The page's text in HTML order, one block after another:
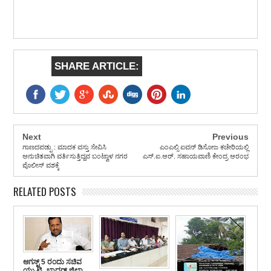
SHARE ARTICLE:
Next
ಗಾಣದಪಡ್ಪು : ಮಾದಕ ವಸ್ತು ಸೇವಿಸಿ
ಅನುಚಿತವಾಗಿ ವರ್ತಿಸುತ್ತಿದ್ದವ ಬಂಟ್ವಾಳ ನಗರ
ಪೊಲೀಸ್ ವಶಕ್ಕೆ
Previous
ಎಂಎಲ್ಸಿ ಐವನ್ ಡಿಸೋಜ ಕಚೇರಿಯಲ್ಲಿ
ಎಸ್.ಐ.ಆರ್. ಸಹಾಯವಾಣಿ ಕೇಂದ್ರ ಆರಂಭ
RELATED POSTS
ಆಗಸ್ಟ್ 5 ರಂದು ಸಚಿವ